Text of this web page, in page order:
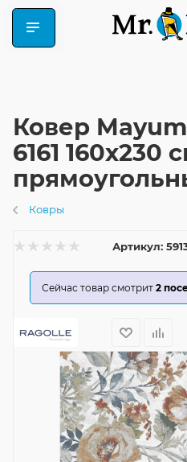
Ковер
6161 160x230
Ковры
Артикул:
Сейчас товар смотрит 2